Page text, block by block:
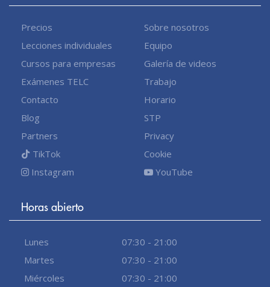
Precios
Lecciones individuales
Cursos para empresas
Exámenes TELC
Contacto
Blog
Partners
TikTok
Instagram
Sobre nosotros
Equipo
Galería de videos
Trabajo
Horario
STP
Privacy
Cookie
YouTube
Horas abierto
Lunes
07:30 - 21:00
Martes
07:30 - 21:00
Miércoles
07:30 - 21:00